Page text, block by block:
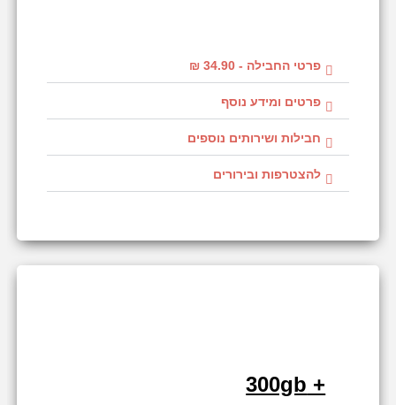
פרטי החבילה - 34.90 ₪
פרטים ומידע נוסף
חבילות ושירותים נוספים
להצטרפות ובירורים
+ 300gb